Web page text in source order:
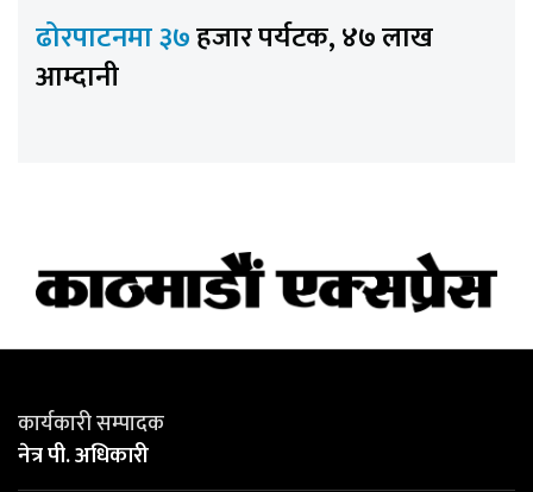
ढोरपाटनमा ३७हजार पर्यटक, ४७ लाख
आम्दानी
कार्यकारी सम्पादक
नेत्र पी. अधिकारी